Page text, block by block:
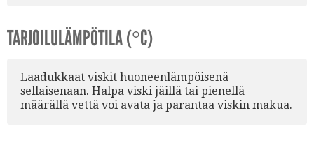
TARJOILULÄMPÖTILA (°C)
Laadukkaat viskit huoneenlämpöisenä
sellaisenaan. Halpa viski jäillä tai pienellä
määrällä vettä voi avata ja parantaa viskin makua.